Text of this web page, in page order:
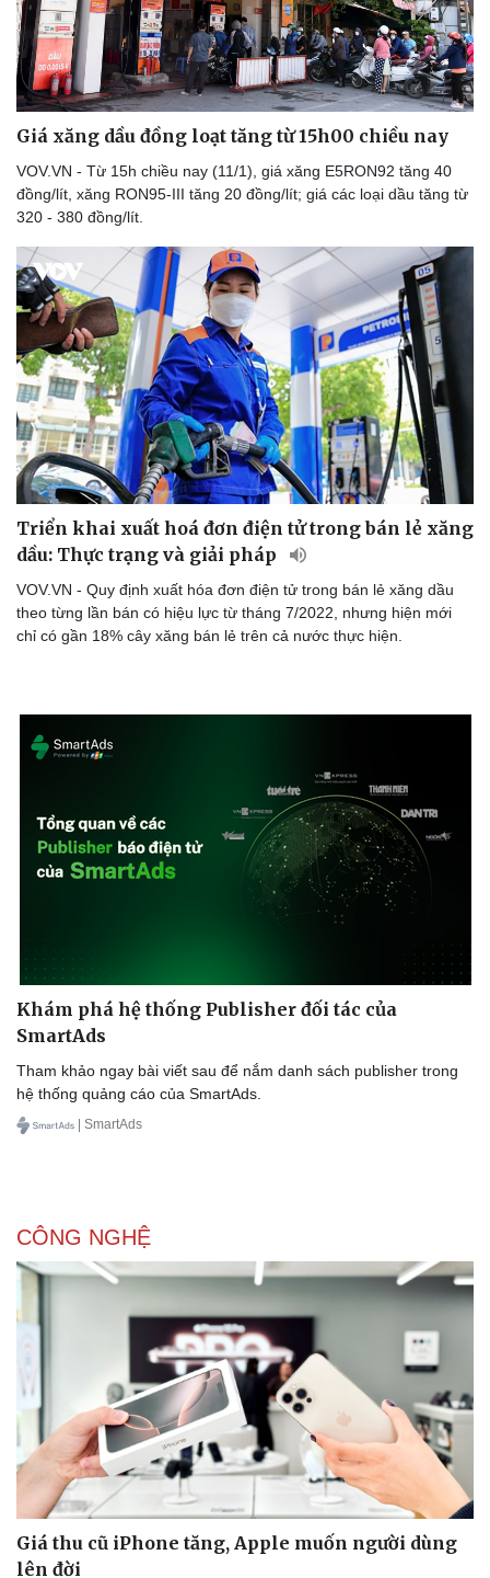
Lịch thi đấu bóng đá
Thế giới thể thao
eSports
Hậu trường
Xe máy
Tư vấn
Doanh nghiệp
Thông tin doanh nghiệp
Doanh nghiệp 24h
Doanh nhân
Công nghệ
Sành điệu
Tin Công nghệ
Giá xăng dầu đồng loạt tăng từ 15h00 chiều nay
VOV.VN - Từ 15h chiều nay (11/1), giá xăng E5RON92 tăng 40
đồng/lít, xăng RON95-III tăng 20 đồng/lít; giá các loại dầu tăng từ
320 - 380 đồng/lít.
Triển khai xuất hoá đơn điện tử trong bán lẻ xăng
dầu: Thực trạng và giải pháp
VOV.VN - Quy định xuất hóa đơn điện tử trong bán lẻ xăng dầu
theo từng lần bán có hiệu lực từ tháng 7/2022, nhưng hiện mới
chỉ có gần 18% cây xăng bán lẻ trên cả nước thực hiện.
Khám phá hệ thống Publisher đối tác của
SmartAds
Tham khảo ngay bài viết sau để nắm danh sách publisher trong
hệ thống quảng cáo của SmartAds.
| SmartAds
CÔNG NGHỆ
Giá thu cũ iPhone tăng, Apple muốn người dùng
lên đời